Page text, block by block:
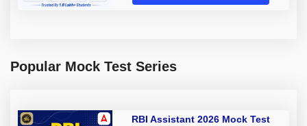
Popular Mock Test Series
RBI Assistant 2026 Mock Test